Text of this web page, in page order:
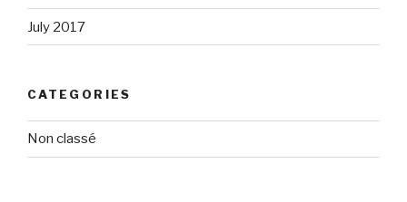
July 2017
CATEGORIES
Non classé